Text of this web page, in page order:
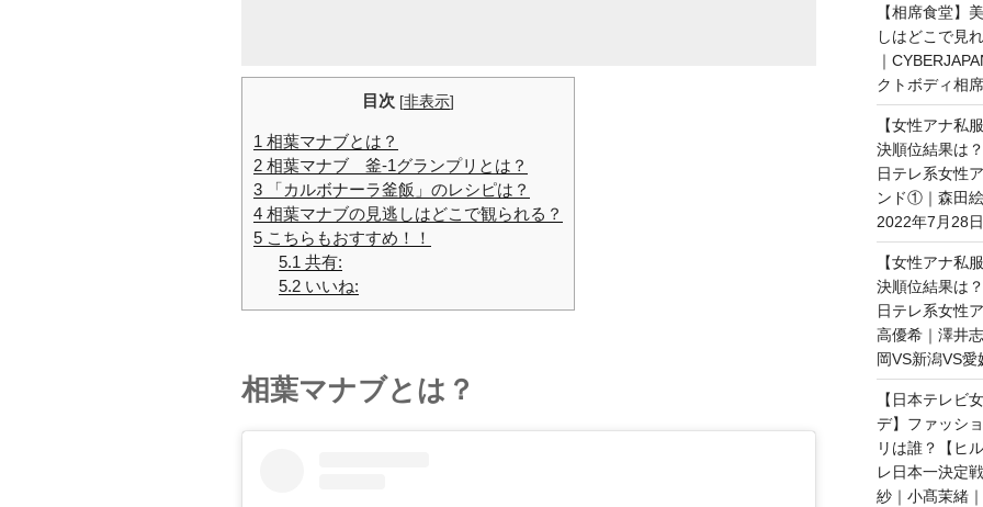
目次 [非表示]
1 相葉マナブとは？
2 相葉マナブ 釜-1グランプリとは？
3 「カルボナーラ釜飯」のレシピは？
4 相葉マナブの見逃しはどこで観られる？
5 こちらもおすすめ！！
5.1共有:
5.2いいね:
相葉マナブとは？
【相席食堂】
しはどこで見
｜
クトボディ相
【女性アナ私
決順位結果は
日テレ系女性
ンド①｜森田
2022年7月28
【女性アナ私
決順位結果は
日テレ系女性
高優希｜澤井
岡VS新潟VS
【日本テレビ
デ】ファッシ
リは誰？【ヒ
レ日本一決定
紗｜小髙茉緒